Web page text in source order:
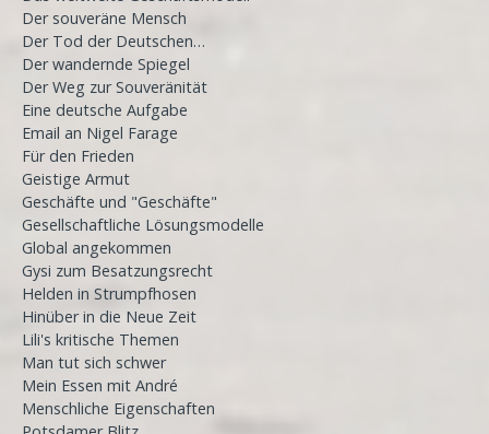
Der souveräne Mensch
Der Tod der Deutschen…
Der wandernde Spiegel
Der Weg zur Souveränität
Eine deutsche Aufgabe
Email an Nigel Farage
Für den Frieden
Geistige Armut
Geschäfte und "Geschäfte"
Gesellschaftliche Lösungsmodelle
Global angekommen
Gysi zum Besatzungsrecht
Helden in Strumpfhosen
Hinüber in die Neue Zeit
Lili's kritische Themen
Man tut sich schwer
Mein Essen mit André
Menschliche Eigenschaften